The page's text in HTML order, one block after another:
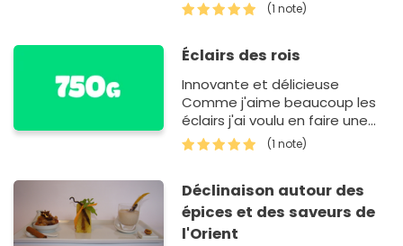
(1 note)
Éclairs des rois
Innovante et délicieuse
Comme j'aime beaucoup les
éclairs j'ai voulu en faire une
variante pour l'épiphanie
(1 note)
Déclinaison autour des
épices et des saveurs de
l'Orient